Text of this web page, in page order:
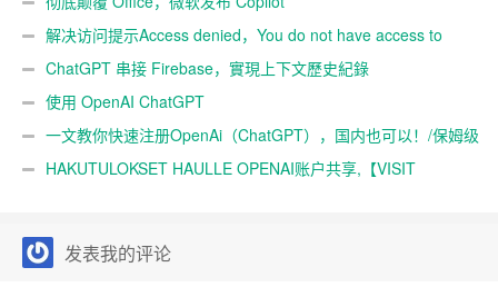
解决访问提示Access denied，You do not have access to
chat.openai.com
ChatGPT 串接 Firebase，實現上下文歷史紀錄
使用 OpenAI ChatGPT
一文教你快速注册OpenAi（ChatGPT），国内也可以！/保姆级
教程HAKUTULOKSET HAULLE OPENAI账户共享,【VISIT
不了,OPENAI账户出售,CHATGPT注册,OPENAI会员,CHATGPT注册
教程,CHATGPT怎么注册,OPENAI账号申请,CHATGPT购买,
发表我的评论